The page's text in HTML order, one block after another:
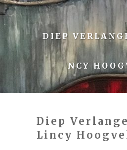
DIEP
NCY
Diep
Lincy